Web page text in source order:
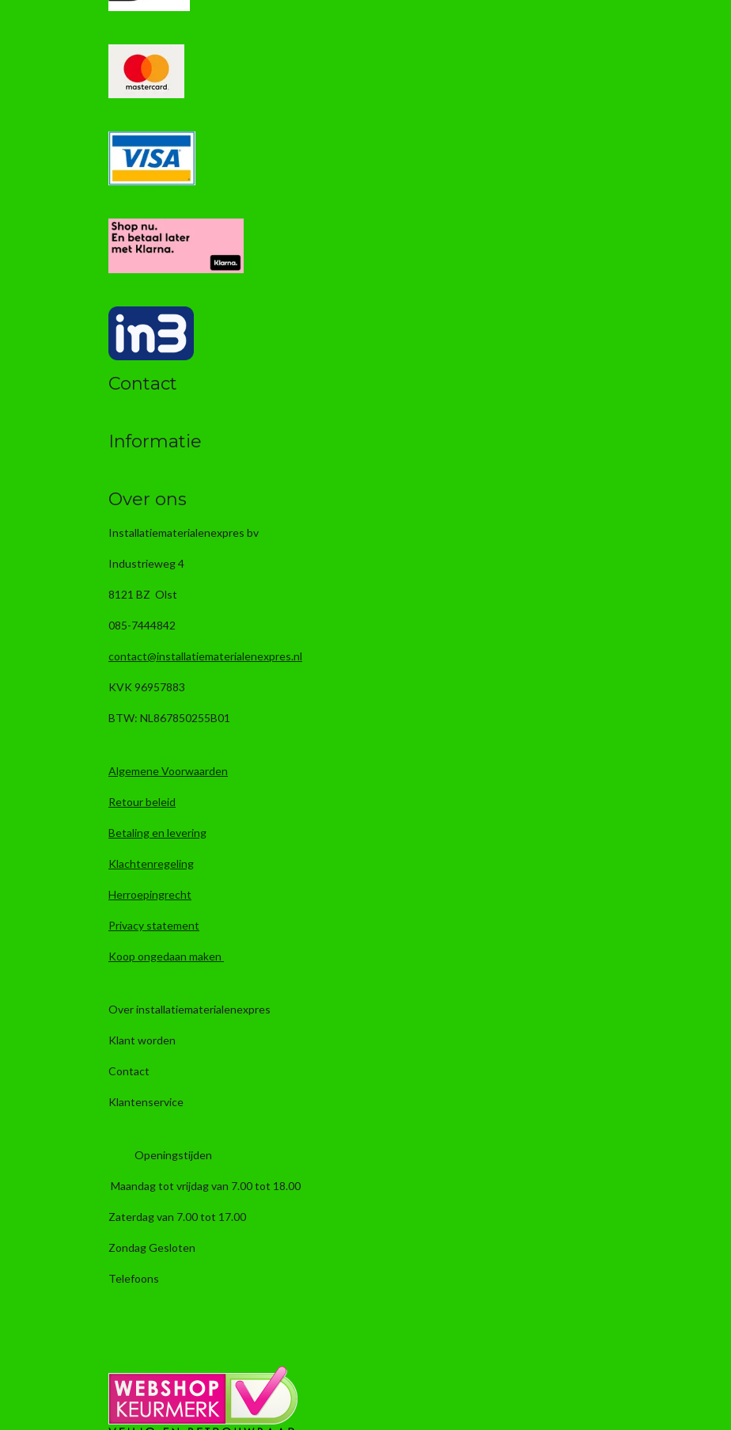
Contact
Informatie
Over ons
Installatiematerialenexpres bv
Industrieweg 4
8121 BZ Olst
085-7444842
contact@installatiematerialenexpres.nl
KVK 96957883
BTW: NL867850255B01
Algemene Voorwaarden
Retour beleid
Betaling en levering
Klachtenregeling
Herroepingrecht
Privacy statement
Koop ongedaan maken
Over installatiematerialenexpres
Klant worden
Contact
Klantenservice
Openingstijden
Maandag tot vrijdag van 7.00 tot 18.00
Zaterdag van 7.00 tot 17.00
Zondag Gesloten
Telefoons